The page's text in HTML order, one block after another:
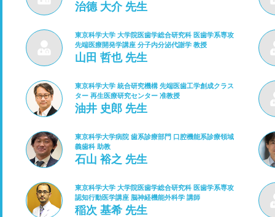
治德 大介 先生
東京科学大学 大学院医歯学総合研究科 医歯学系専攻
先端医療開発学講座 分子内分泌代謝学 教授
山田 哲也 先生
東京科学大学 統合研究機構 先端医歯工学創成クラス
ター 再生医療研究センター 准教授
油井 史郎 先生
東京科学大学病院 歯系診療部門 口腔機能系診療領域
義歯科 助教
石山 裕之 先生
東京科学大学 大学院医歯学総合研究科 医歯学系専攻
認知行動医学講座 脳神経機能外科学 講師
稲次 基希 先生